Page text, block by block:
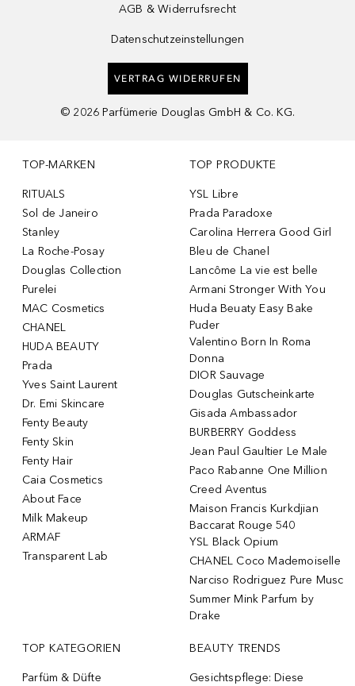
AGB & Widerrufsrecht
Datenschutzeinstellungen
VERTRAG WIDERRUFEN
© 2026 Parfümerie Douglas GmbH & Co. KG.
TOP-MARKEN
RITUALS
Sol de Janeiro
Stanley
La Roche-Posay
Douglas Collection
Purelei
MAC Cosmetics
CHANEL
HUDA BEAUTY
Prada
Yves Saint Laurent
Dr. Emi Skincare
Fenty Beauty
Fenty Skin
Fenty Hair
Caia Cosmetics
About Face
Milk Makeup
ARMAF
Transparent Lab
TOP PRODUKTE
YSL Libre
Prada Paradoxe
Carolina Herrera Good Girl
Bleu de Chanel
Lancôme La vie est belle
Armani Stronger With You
Huda Beuaty Easy Bake
Puder
Valentino Born In Roma
Donna
DIOR Sauvage
Douglas Gutscheinkarte
Gisada Ambassador
BURBERRY Goddess
Jean Paul Gaultier Le Male
Paco Rabanne One Million
Creed Aventus
Maison Francis Kurkdjian
Baccarat Rouge 540
YSL Black Opium
CHANEL Coco Mademoiselle
Narciso Rodriguez Pure Musc
Summer Mink Parfum by
Drake
TOP KATEGORIEN
Parfüm & Düfte
BEAUTY TRENDS
Gesichtspflege: Diese